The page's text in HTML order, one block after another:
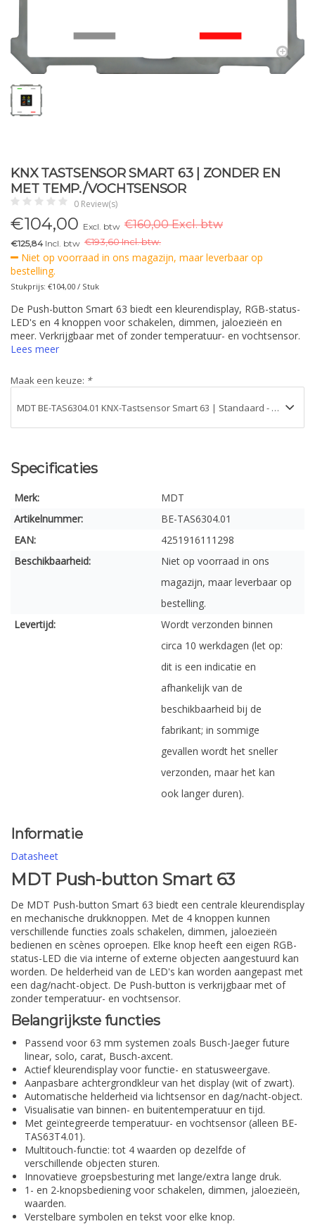
KNX TASTSENSOR SMART 63 | ZONDER EN
MET TEMP./VOCHTSENSOR
0 Review(s)
€104,00 Excl. btw €160,00 Excl. btw
€125,84 Incl. btw €193,60 Incl. btw.
Niet op voorraad in ons magazijn, maar leverbaar op
bestelling.
Stukprijs: €104,00 / Stuk
De Push-button Smart 63 biedt een kleurendisplay, RGB-status-
LED's en 4 knoppen voor schakelen, dimmen, jaloezieën en
meer. Verkrijgbaar met of zonder temperatuur- en vochtsensor.
Lees meer
Maak een keuze: *
Specificaties
Merk:
MDT
Artikelnummer:
BE-TAS6304.01
EAN:
4251916111298
Beschikbaarheid:
Niet op voorraad in ons
magazijn, maar leverbaar op
bestelling.
Levertijd:
Wordt verzonden binnen
circa 10 werkdagen (let op:
dit is een indicatie en
afhankelijk van de
beschikbaarheid bij de
fabrikant; in sommige
gevallen wordt het sneller
verzonden, maar het kan
ook langer duren).
Informatie
Datasheet
MDT Push-button Smart 63
De MDT Push-button Smart 63 biedt een centrale kleurendisplay
en mechanische drukknoppen. Met de 4 knoppen kunnen
verschillende functies zoals schakelen, dimmen, jaloezieën
bedienen en scènes oproepen. Elke knop heeft een eigen RGB-
status-LED die via interne of externe objecten aangestuurd kan
worden. De helderheid van de LED's kan worden aangepast met
een dag/nacht-object. De Push-button is verkrijgbaar met of
zonder temperatuur- en vochtsensor.
Belangrijkste functies
Passend voor 63 mm systemen zoals Busch-Jaeger future
linear, solo, carat, Busch-axcent.
Actief kleurendisplay voor functie- en statusweergave.
Aanpasbare achtergrondkleur van het display (wit of zwart).
Automatische helderheid via lichtsensor en dag/nacht-object.
Visualisatie van binnen- en buitentemperatuur en tijd.
Met geïntegreerde temperatuur- en vochtsensor (alleen BE-
TAS63T4.01).
Multitouch-functie: tot 4 waarden op dezelfde of
verschillende objecten sturen.
Innovatieve groepsbesturing met lange/extra lange druk.
1- en 2-knopsbediening voor schakelen, dimmen, jaloezieën,
waarden.
Verstelbare symbolen en tekst voor elke knop.